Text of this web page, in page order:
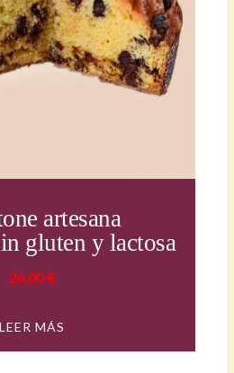
artesana
gluten y lactosa
26,00€
LEER MÁS